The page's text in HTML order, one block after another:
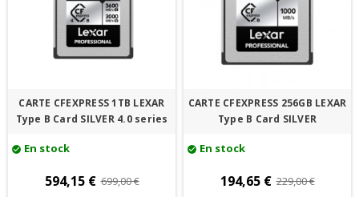
CARTE CFEXPRESS 1TB LEXAR
Type B Card SILVER 4.0 series
check_circle En stock
594,15 € 699,00 €
CARTE CFEXPRESS 256GB LEXAR
Type B Card SILVER
check_circle En stock
194,65 € 229,00 €